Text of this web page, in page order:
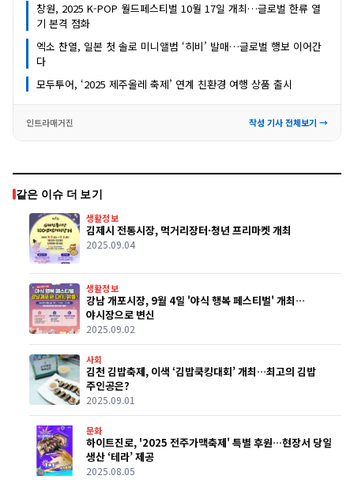
창원, 2025 K-POP 월드페스티벌 10월 17일 개최…글로벌 한류 열
기 본격 점화
엑소 찬열, 일본 첫 솔로 미니앨범 ‘히비’ 발매…글로벌 행보 이어간
다
모두투어, ‘2025 제주올레 축제’ 연계 친환경 여행 상품 출시
인트라매거진 작성 기사 전체보기 →
같은 이슈 더 보기
생활정보
김제시 전통시장, 먹거리장터·청년 프리마켓 개최
2025.09.04
생활정보
강남 개포시장, 9월 4일 '야식 행복 페스티벌' 개최…
야시장으로 변신
2025.09.02
사회
김천 김밥축제, 이색 ‘김밥쿡킹대회’ 개최…최고의 김밥
주인공은?
2025.09.01
문화
하이트진로, '2025 전주가맥축제' 특별 후원…현장서 당일
생산 ‘테라’ 제공
2025.08.05